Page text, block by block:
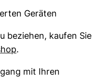
Geräten
beziehen, kaufen Sie
(externer Link, öffnet
.
mit Ihren